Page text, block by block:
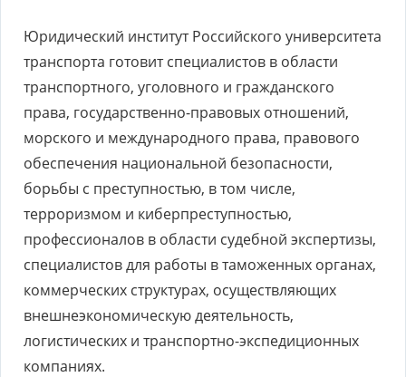
Юридический институт Российского университета
транспорта готовит специалистов в области
транспортного, уголовного и гражданского
права, государственно-правовых отношений,
морского и международного права, правового
обеспечения национальной безопасности,
борьбы с преступностью, в том числе,
терроризмом и киберпреступностью,
профессионалов в области судебной экспертизы,
специалистов для работы в таможенных органах,
коммерческих структурах, осуществляющих
внешнеэкономическую деятельность,
логистических и транспортно-экспедиционных
компаниях.